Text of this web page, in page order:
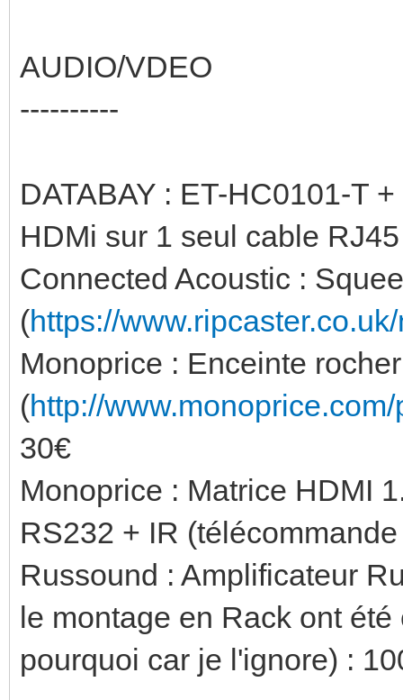
AUDIO/VDEO
----------
DATABAY : ET-HC0101-T
HDMi sur 1 seul cable
Connected Acoustic :
(https://
Monoprice : Enceinte
(http://
30€
Monoprice : Matrice HDMI
RS232 + IR
Russound : Amplificateur
le montage en Rack ont
pourquoi car je l'ignore) :